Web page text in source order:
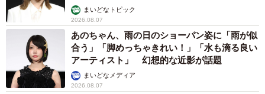
◇ ◇
【出典】
▽株式会社ビズヒッツ
https://bizhits.co.jp/
まいどなトピック
2026.08.07
あのちゃん、雨の日のショーパン姿に「雨が似
合う」「脚めっちゃきれい！」「水も滴る良い
アーティスト」 幻想的な近影が話題
まいどなメディア
2026.08.07